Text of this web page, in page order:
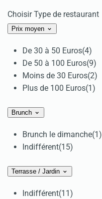
Choisir Type de restaurant
Prix moyen
De 30 à 50 Euros(4)
De 50 à 100 Euros(9)
Moins de 30 Euros(2)
Plus de 100 Euros(1)
Brunch
Brunch le dimanche(1)
Indifférent(15)
Terrasse / Jardin
Indifférent(11)